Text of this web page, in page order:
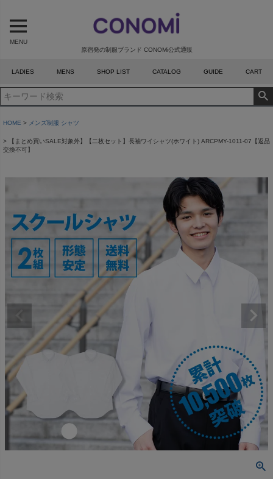
原宿発の制服ブランド CONOMi公式通販
MENU
LADIES MENS SHOP LIST CATALOG GUIDE CART
HOME メンズ制服 シャツ
【まとめ買いSALE対象外】【二枚セット】長袖ワイシャツ(ホワイト) ARCPMY-1011-07【返品
交換不可】